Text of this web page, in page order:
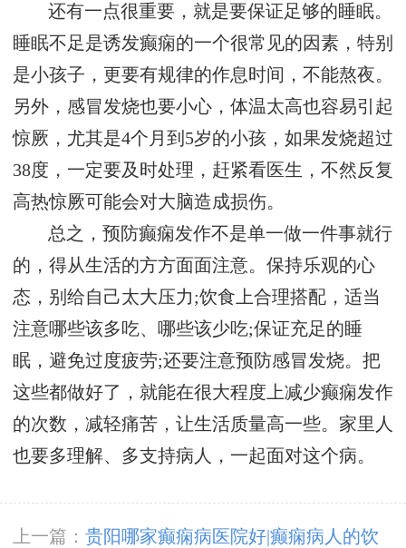
还有一点很重要，就是要保证足够的睡眠。
睡眠不足是诱发癫痫的一个很常见的因素，特别
是小孩子，更要有规律的作息时间，不能熬夜。
另外，感冒发烧也要小心，体温太高也容易引起
惊厥，尤其是4个月到5岁的小孩，如果发烧超过
38度，一定要及时处理，赶紧看医生，不然反复
高热惊厥可能会对大脑造成损伤。
总之，预防癫痫发作不是单一做一件事就行
的，得从生活的方方面面注意。保持乐观的心
态，别给自己太大压力;饮食上合理搭配，适当
注意哪些该多吃、哪些该少吃;保证充足的睡
眠，避免过度疲劳;还要注意预防感冒发烧。把
这些都做好了，就能在很大程度上减少癫痫发作
的次数，减轻痛苦，让生活质量高一些。家里人
也要多理解、多支持病人，一起面对这个病。
上一篇： 贵阳哪家癫痫病医院好|癫痫病人的饮